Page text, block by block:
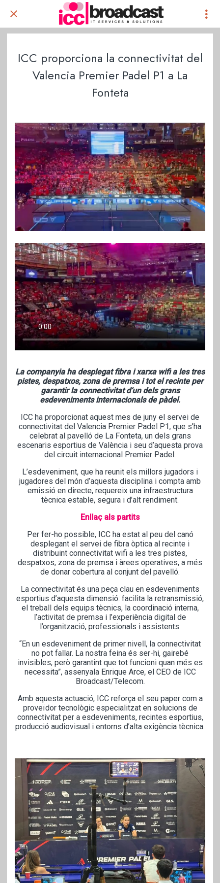
ICC proporciona la connectivitat del
Valencia Premier Padel P1 a La
Fonteta
La companyia ha desplegat fibra i xarxa wifi a les tres
pistes, despatxos, zona de premsa i tot el recinte per
garantir la connectivitat d’un dels grans
esdeveniments internacionals de pàdel.
ICC ha proporcionat aquest mes de juny el servei de
connectivitat del Valencia Premier Padel P1, que s’ha
celebrat al pavelló de La Fonteta, un dels grans
escenaris esportius de València i seu d’aquesta prova
del circuit internacional Premier Padel.
L’esdeveniment, que ha reunit els millors jugadors i
jugadores del món d’aquesta disciplina i compta amb
emissió en directe, requereix una infraestructura
tècnica estable, segura i d’alt rendiment.
Enllaç als partits
Per fer-ho possible, ICC ha estat al peu del canó
desplegant el servei de fibra òptica al recinte i
distribuint connectivitat wifi a les tres pistes,
despatxos, zona de premsa i àrees operatives, a més
de donar cobertura al conjunt del pavelló.
La connectivitat és una peça clau en esdeveniments
esportius d’aquesta dimensió: facilita la retransmissió,
el treball dels equips tècnics, la coordinació interna,
l’activitat de premsa i l’experiència digital de
l’organització, professionals i assistents.
“En un esdeveniment de primer nivell, la connectivitat
no pot fallar. La nostra feina és ser-hi, gairebé
invisibles, però garantint que tot funcioni quan més es
necessita”, assenyala Enrique Arce, el CEO de ICC
Broadcast/Telecom.
Amb aquesta actuació, ICC reforça el seu paper com a
proveïdor tecnològic especialitzat en solucions de
connectivitat per a esdeveniments, recintes esportius,
producció audiovisual i entorns d’alta exigència tècnica.